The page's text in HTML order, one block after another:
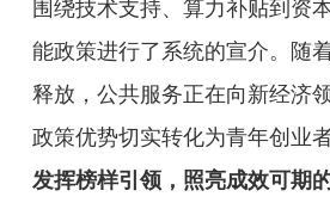
围绕技术支持、算力补贴到资
能政策进行了系统的宣介。随
释放，公共服务正在向新经济
政策优势切实转化为青年创业
发挥榜样引领，照亮成效可期